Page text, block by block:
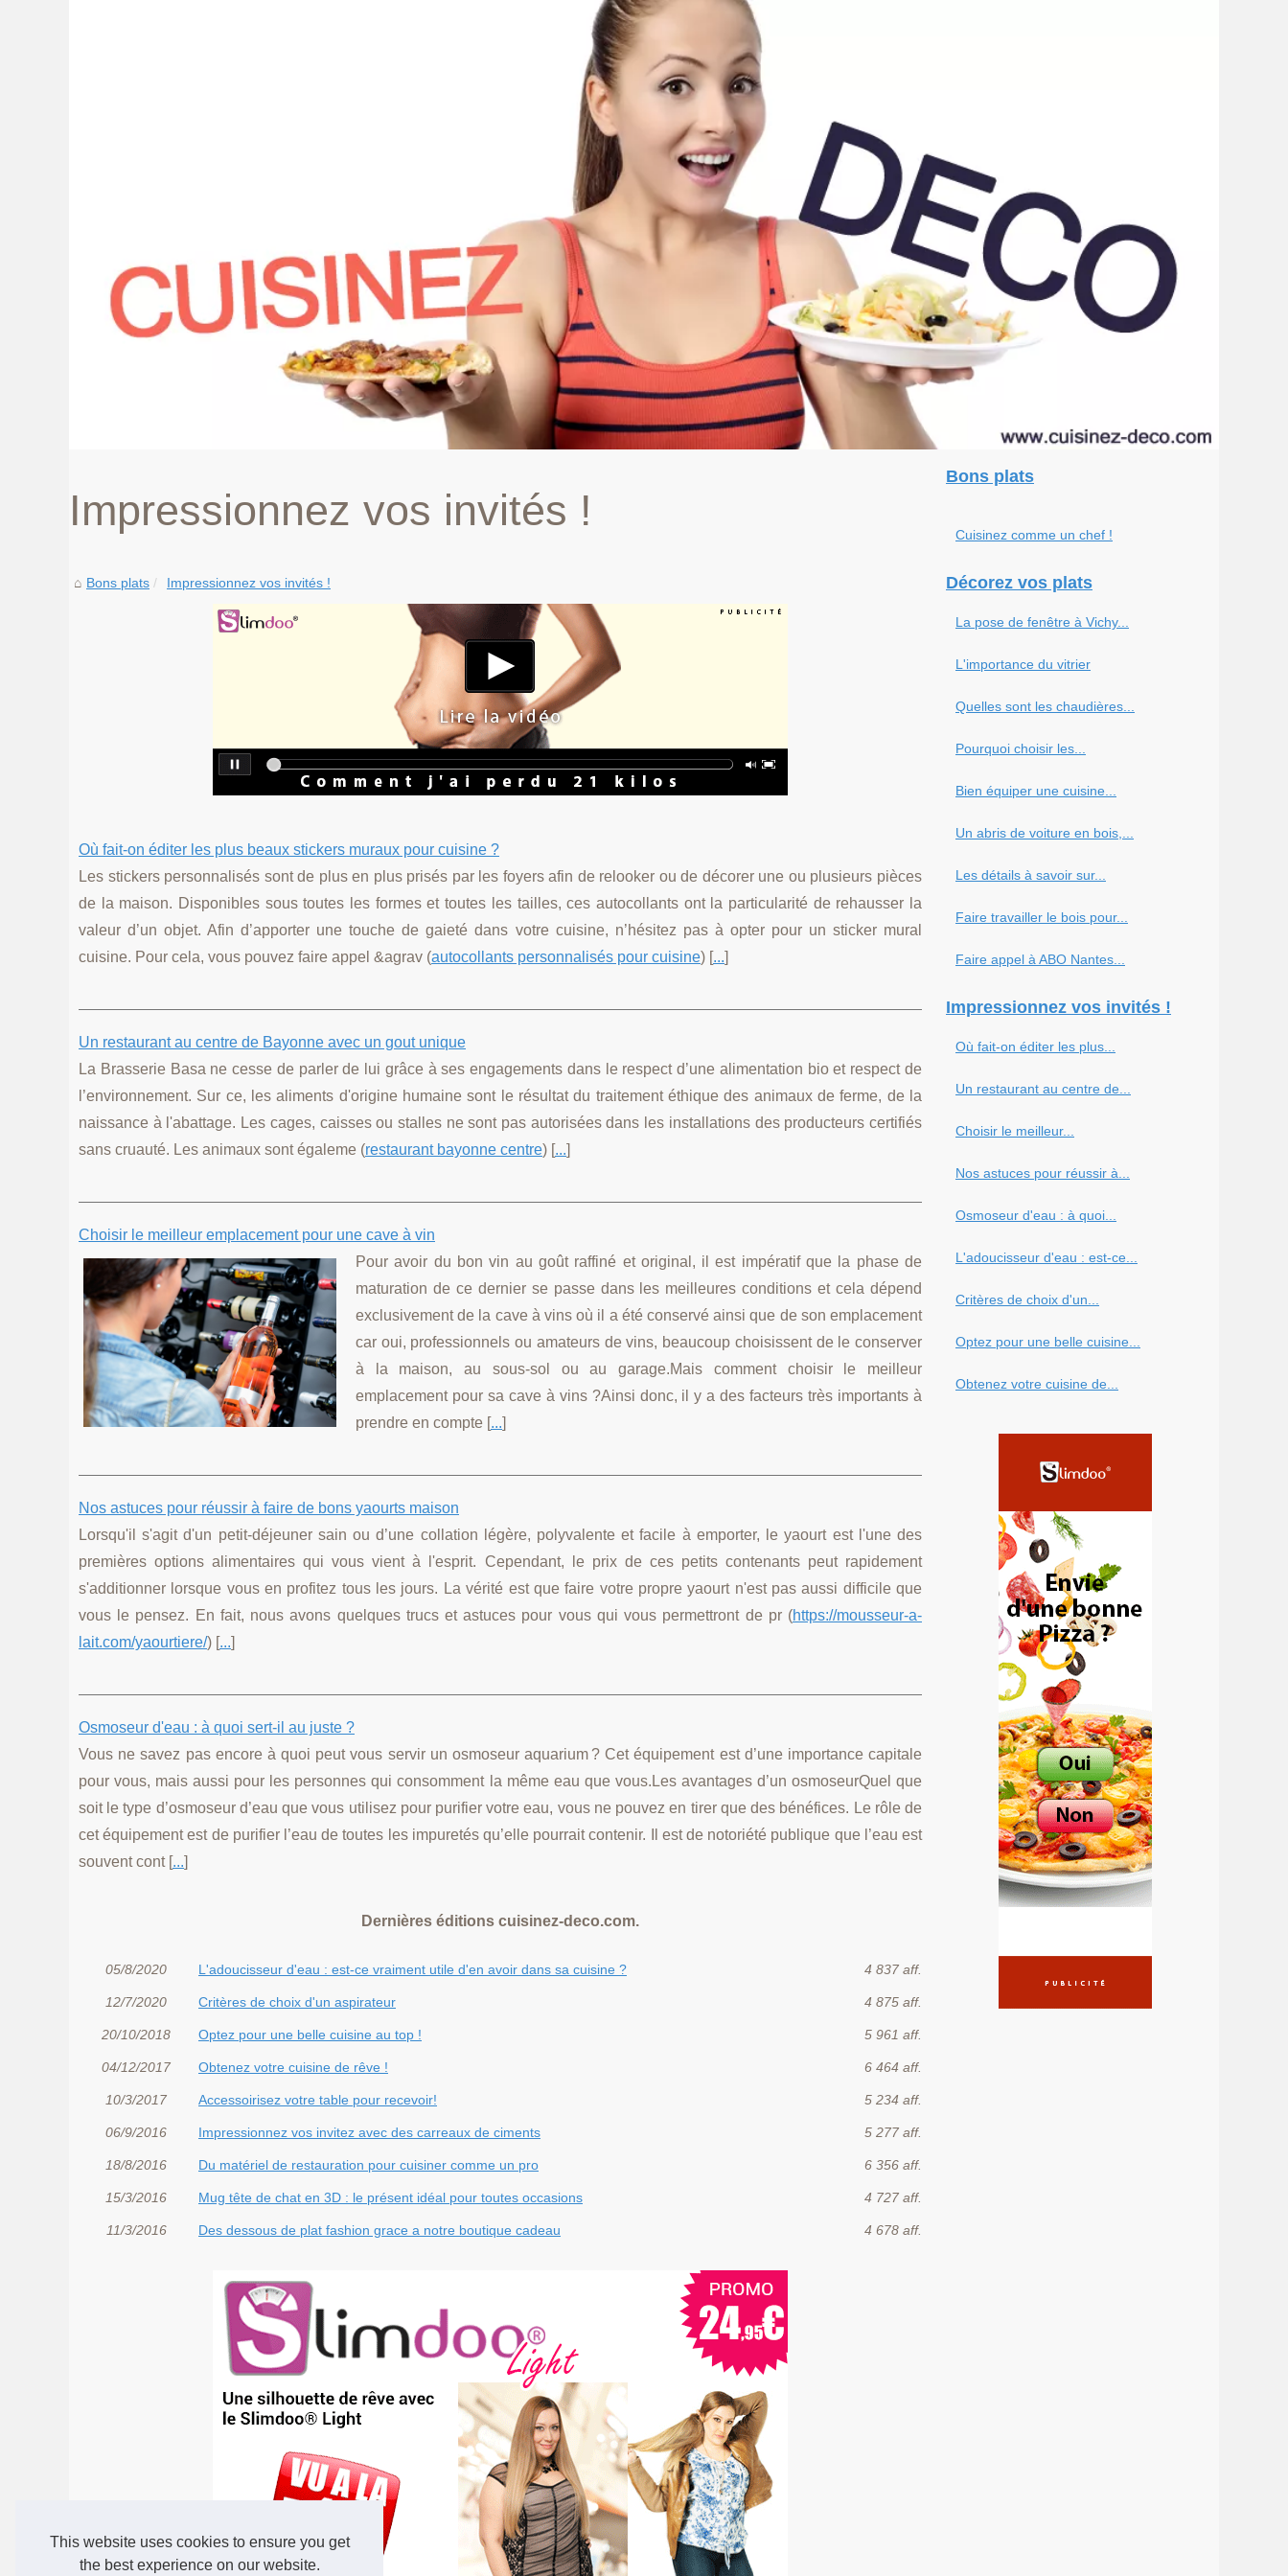
This website uses cookies to ensure you get
the best experience on our website.
Impressionnez vos invités !
Bons plats Impressionnez vos invités !
Où fait-on éditer les plus beaux stickers muraux pour cuisine ?
Les stickers personnalisés sont de plus en plus prisés par les foyers afin de relooker ou de décorer une ou plusieurs pièces
de la maison. Disponibles sous toutes les formes et toutes les tailles, ces autocollants ont la particularité de rehausser la
valeur d’un objet. Afin d’apporter une touche de gaieté dans votre cuisine, n’hésitez pas à opter pour un sticker mural
cuisine. Pour cela, vous pouvez faire appel &agrav (autocollants personnalisés pour cuisine) [...]
Un restaurant au centre de Bayonne avec un gout unique
La Brasserie Basa ne cesse de parler de lui grâce à ses engagements dans le respect d’une alimentation bio et respect de
l’environnement. Sur ce, les aliments d'origine humaine sont le résultat du traitement éthique des animaux de ferme, de la
naissance à l'abattage. Les cages, caisses ou stalles ne sont pas autorisées dans les installations des producteurs certifiés
sans cruauté. Les animaux sont égaleme (restaurant bayonne centre) [...]
Choisir le meilleur emplacement pour une cave à vin
Pour avoir du bon vin au goût raffiné et original, il est impératif que la phase de
maturation de ce dernier se passe dans les meilleures conditions et cela dépend
exclusivement de la cave à vins où il a été conservé ainsi que de son emplacement
car oui, professionnels ou amateurs de vins, beaucoup choisissent de le conserver
à la maison, au sous-sol ou au garage.Mais comment choisir le meilleur
emplacement pour sa cave à vins ?Ainsi donc, il y a des facteurs très importants à
prendre en compte [...]
Nos astuces pour réussir à faire de bons yaourts maison
Lorsqu'il s'agit d'un petit-déjeuner sain ou d’une collation légère, polyvalente et facile à emporter, le yaourt est l'une des
premières options alimentaires qui vous vient à l'esprit. Cependant, le prix de ces petits contenants peut rapidement
s'additionner lorsque vous en profitez tous les jours. La vérité est que faire votre propre yaourt n'est pas aussi difficile que
vous le pensez. En fait, nous avons quelques trucs et astuces pour vous qui vous permettront de pr (https://mousseur-a-
lait.com/yaourtiere/) [...]
Osmoseur d'eau : à quoi sert-il au juste ?
Vous ne savez pas encore à quoi peut vous servir un osmoseur aquarium ? Cet équipement est d’une importance capitale
pour vous, mais aussi pour les personnes qui consomment la même eau que vous.Les avantages d’un osmoseurQuel que
soit le type d’osmoseur d’eau que vous utilisez pour purifier votre eau, vous ne pouvez en tirer que des bénéfices. Le rôle de
cet équipement est de purifier l’eau de toutes les impuretés qu’elle pourrait contenir. Il est de notoriété publique que l’eau est
souvent cont [...]
Dernières éditions cuisinez-deco.com.
05/8/2020 L'adoucisseur d'eau : est-ce vraiment utile d'en avoir dans sa cuisine ? 4 837 aff.
12/7/2020 Critères de choix d'un aspirateur 4 875 aff.
20/10/2018 Optez pour une belle cuisine au top ! 5 961 aff.
04/12/2017 Obtenez votre cuisine de rêve ! 6 464 aff.
10/3/2017 Accessoirisez votre table pour recevoir! 5 234 aff.
06/9/2016 Impressionnez vos invitez avec des carreaux de ciments 5 277 aff.
18/8/2016 Du matériel de restauration pour cuisiner comme un pro 6 356 aff.
15/3/2016 Mug tête de chat en 3D : le présent idéal pour toutes occasions 4 727 aff.
11/3/2016 Des dessous de plat fashion grace a notre boutique cadeau 4 678 aff.
Bons plats
Cuisinez comme un chef !
Décorez vos plats
La pose de fenêtre à Vichy...
L'importance du vitrier
Quelles sont les chaudières...
Pourquoi choisir les...
Bien équiper une cuisine...
Un abris de voiture en bois,...
Les détails à savoir sur...
Faire travailler le bois pour...
Faire appel à ABO Nantes...
Impressionnez vos invités !
Où fait-on éditer les plus...
Un restaurant au centre de...
Choisir le meilleur...
Nos astuces pour réussir à...
Osmoseur d'eau : à quoi...
L'adoucisseur d'eau : est-ce...
Critères de choix d'un...
Optez pour une belle cuisine...
Obtenez votre cuisine de...